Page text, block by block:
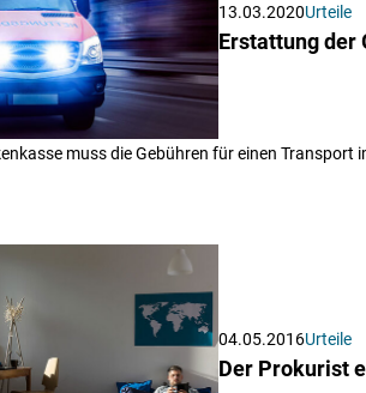
13.03.2020Urteile
Erstattung der
muss die Gebühren für einen
04.05.2016Urteile
Der Prokurist